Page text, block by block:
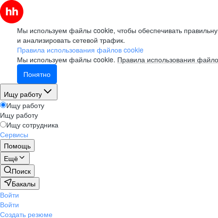
Мы используем файлы cookie, чтобы обеспечивать
и анализировать сетевой трафик.
Правила использования файлов cookie
Мы используем файлы cookie. Правила использования
Понятно
Ищу работу
Ищу работу
Ищу работу
Ищу сотрудника
Сервисы
Помощь
Ещё
Поиск
Бакалы
Войти
Войти
Создать резюме